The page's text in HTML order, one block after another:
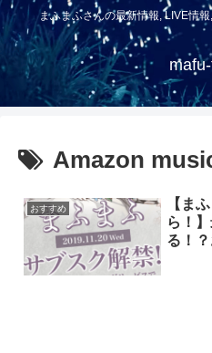
まふまふさんの最新情報, LIVE情
Amazon
おすすめ
【ま
ら！
る！